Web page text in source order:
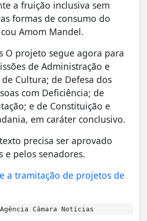
a fruição inclusiva sem
formas de consumo do
Amom Mandel.
O projeto segue agora para
de Administração e
Cultura; de Defesa dos
com Deficiência; de
e de Constituição e
em caráter conclusivo.
precisa ser aprovado
e pelos senadores.
a tramitação de projetos de
Agência Câmara Notícias